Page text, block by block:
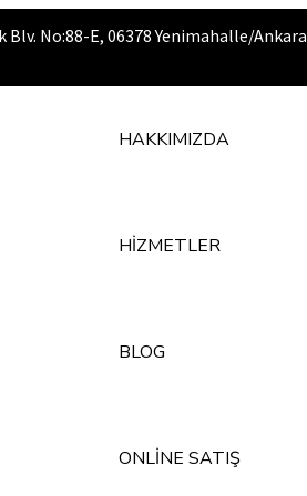
No:88-E, 06378 Yenimahalle/Ankara
HAKKIMIZDA
HİZMETLER
BLOG
ONLİNE SATIŞ